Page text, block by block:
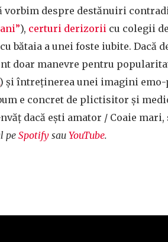
vorbim despre destănuiri
), certuri derizorii cu colegii
cu bătaia a unei foste iubite. Dacă
doar manevre pentru
) și întreținerea unei imagini emo-
e concret de plictisitor și
dacă ești amator / Coaie
pe Spotify sau YouTube.